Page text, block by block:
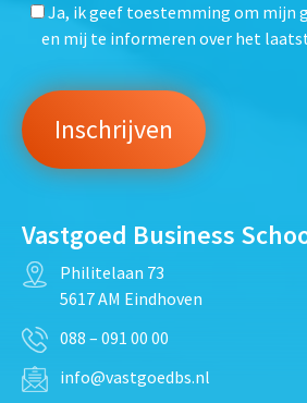
Ja, ik geef toestemming om mijn
en mij te informeren over het
Vastgoed Business
Philitelaan 73
5617 AM Eindhoven
088 – 091 00 00
info@vastgoedbs.nl